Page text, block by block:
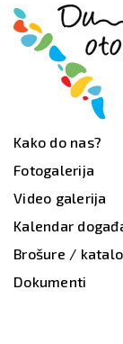
Kako do nas?
Fotogalerija
Video galerija
Kalendar
Brošure /
Dokumenti